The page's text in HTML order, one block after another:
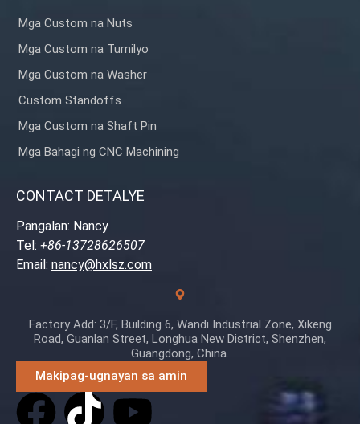
Mga Custom na Nuts
Mga Custom na Turnilyo
Mga Custom na Washer
Custom Standoffs
Mga Custom na Shaft Pin
Mga Bahagi ng CNC Machining
CONTACT DETALYE
Pangalan: Nancy
Tel: +86-13728626507
Email: nancy@hxlsz.com
Factory Add: 3/F, Building 6, Wandi Industrial Zone, Xikeng
Road, Guanlan Street, Longhua New District, Shenzhen,
Guangdong, China.
Makipag-ugnayan sa amin